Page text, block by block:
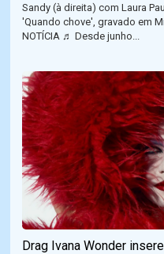
Sandy (à direita) com Laura
'Quando chove', gravado em
NOTÍCIA ♬ Desde junho...
Drag Ivana Wonder